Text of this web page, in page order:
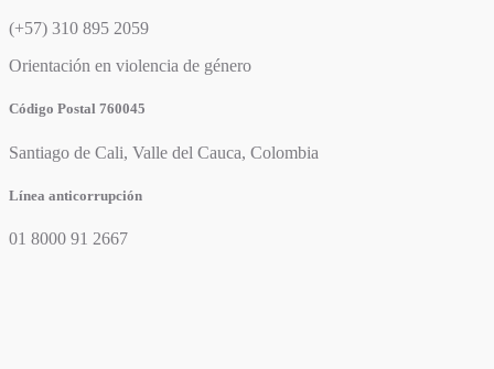
(+57) 310 895 2059
Orientación en violencia de género
Código Postal 760045
Santiago de Cali, Valle del Cauca, Colombia
Línea anticorrupción
01 8000 91 2667